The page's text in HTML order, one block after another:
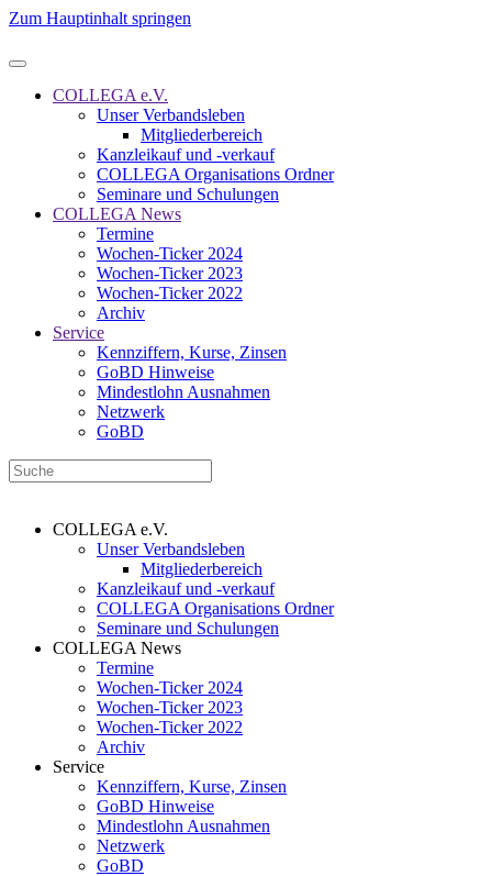
Zum Hauptinhalt springen
COLLEGA e.V.
Unser Verbandsleben
Mitgliederbereich
Kanzleikauf und -verkauf
COLLEGA Organisations Ordner
Seminare und Schulungen
COLLEGA News
Termine
Wochen-Ticker 2024
Wochen-Ticker 2023
Wochen-Ticker 2022
Archiv
Service
Kennziffern, Kurse, Zinsen
GoBD Hinweise
Mindestlohn Ausnahmen
Netzwerk
GoBD
COLLEGA e.V.
Unser Verbandsleben
Mitgliederbereich
Kanzleikauf und -verkauf
COLLEGA Organisations Ordner
Seminare und Schulungen
COLLEGA News
Termine
Wochen-Ticker 2024
Wochen-Ticker 2023
Wochen-Ticker 2022
Archiv
Service
Kennziffern, Kurse, Zinsen
GoBD Hinweise
Mindestlohn Ausnahmen
Netzwerk
GoBD